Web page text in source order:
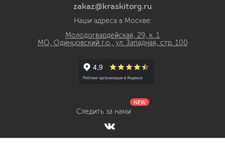
zakaz@kraskitorg.ru
Наши адреса в Москве:
Молодогвардейская, 29, к. 1
МО, Одинцовский г.о., ул. Западная, стр. 100
Следить за нами
NEW